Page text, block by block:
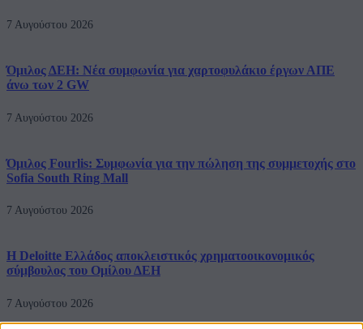
7 Αυγούστου 2026
Όμιλος ΔΕΗ: Νέα συμφωνία για χαρτοφυλάκιο έργων ΑΠΕ
άνω των 2 GW
7 Αυγούστου 2026
Όμιλος Fourlis: Συμφωνία για την πώληση της συμμετοχής στο
Sofia South Ring Mall
7 Αυγούστου 2026
Η Deloitte Ελλάδος αποκλειστικός χρηματοοικονομικός
σύμβουλος του Ομίλου ΔΕΗ
7 Αυγούστου 2026